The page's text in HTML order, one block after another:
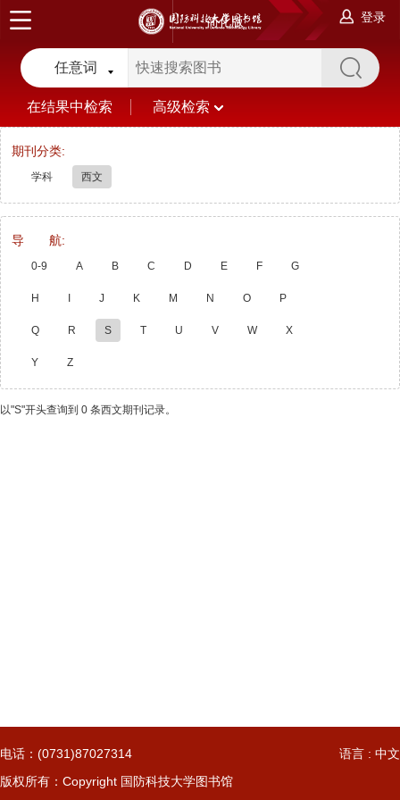
登录
简化版
任意词
在结果中检索 高级检索
期刊分类:
学科 西文
导 航:
0-9 A B C D E F G
H J K M N O P
Q R S T U V W X
Y Z
以"S"开头查询到 0 条西文期刊记录。
电话：(0731)87027314
语言 : 中文
版权所有：Copyright 国防科技大学图书馆